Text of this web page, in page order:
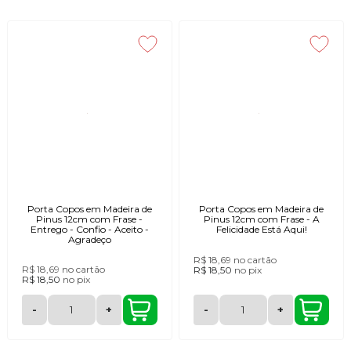
Porta Copos em Madeira de
Pinus 12cm com Frase -
Entrego - Confio - Aceito -
Agradeço
R$ 18,69 no cartão
R$ 18,50 no pix
- +
Porta Copos em Madeira de
Pinus 12cm com Frase - A
Felicidade Está Aqui!
R$ 18,69 no cartão
R$ 18,50 no pix
- +